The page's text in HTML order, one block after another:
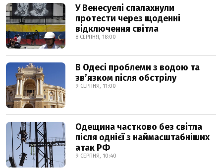
У Венесуелі спалахнули
протести через щоденні
відключення світла
8 СЕРПНЯ, 18:00
В Одесі проблеми з водою та
звʼязком після обстрілу
9 СЕРПНЯ, 11:00
Одещина частково без світла
після однієї з наймасштабніших
атак РФ
9 СЕРПНЯ, 10:40